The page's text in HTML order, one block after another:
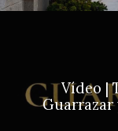
Vídeo |
Guarrazar